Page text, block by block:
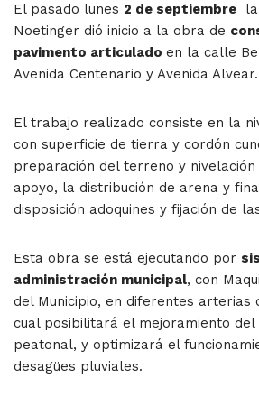
El pasado lunes 2 de septiembre la
Noetinger dió inicio a la obra de
pavimento articulado en la calle
Avenida Centenario y Avenida Alvear.
El trabajo realizado consiste en la
con superficie de tierra y cordón
preparación del terreno y
apoyo, la distribución de arena y
disposición adoquines y fijación de
Esta obra se está ejecutando por
administración municipal, con
del Municipio, en diferentes arterias
cual posibilitará el mejoramiento
peatonal, y optimizará el
desagües pluviales.